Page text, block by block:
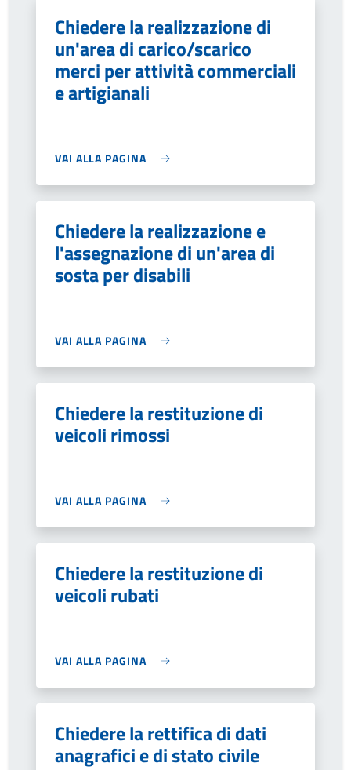
Chiedere la realizzazione di
un'area di carico/scarico
merci per attività commerciali
e artigianali
VAI ALLA PAGINA
Chiedere la realizzazione e
l'assegnazione di un'area di
sosta per disabili
VAI ALLA PAGINA
Chiedere la restituzione di
veicoli rimossi
VAI ALLA PAGINA
Chiedere la restituzione di
veicoli rubati
VAI ALLA PAGINA
Chiedere la rettifica di dati
anagrafici e di stato civile